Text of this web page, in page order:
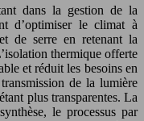
dans la gestion de la
d’optimiser le climat à
de serre en retenant la
thermique offerte
et réduit les besoins en
de la lumière
plus transparentes. La
le processus par